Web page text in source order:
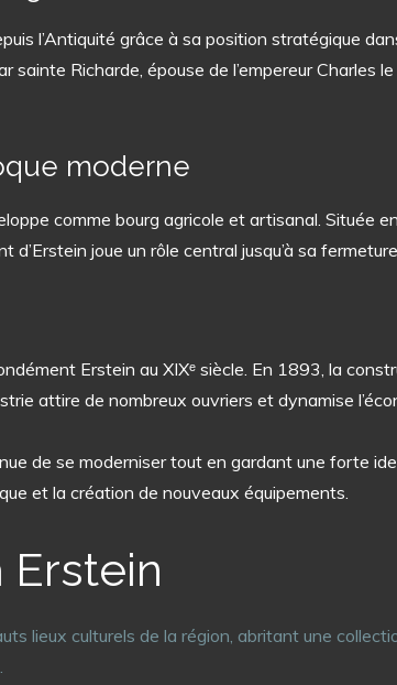
l’Antiquité grâce à sa position stratégique
sainte Richarde, épouse de l’empereur Charles
moderne
comme bourg agricole et artisanal. Située
d’Erstein joue un rôle central jusqu’à sa
Erstein au XIXᵉ siècle. En 1893, la
attire de nombreux ouvriers et dynamise
de se moderniser tout en gardant une forte
et la création de nouveaux équipements.
Erstein
lieux culturels de la région, abritant une